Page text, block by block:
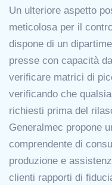
Un ulteriore aspetto
meticolosa per il
dispone di un
presse con capacità
verificare matrici di
verificando che
richiesti prima del
Generalmec propone
comprendente di
produzione e
clienti rapporti di